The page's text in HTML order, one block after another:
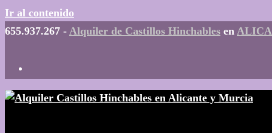
Ir al contenido
655.937.267 - Alquiler de Castillos Hinchables en